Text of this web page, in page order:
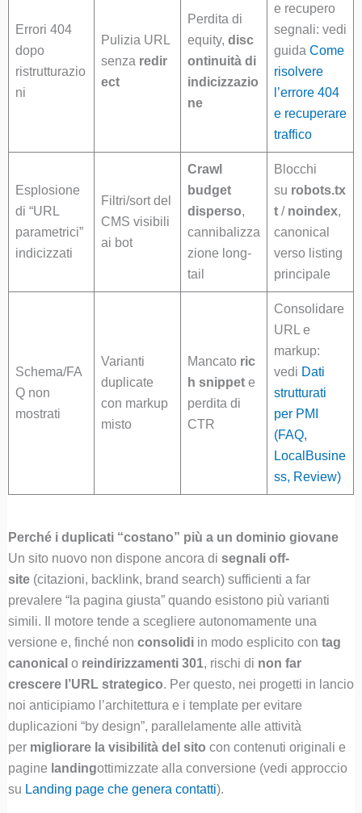
Errori 404
dopo
ristrutturazio
ni
Pulizia URL
senza redir
ect
Perdita di
equity, disc
ontinuità di
indicizzazio
ne
e recupero
segnali: vedi
guida Come
risolvere
l’errore 404
e recuperare
traffico
Esplosione
di “URL
parametrici”
indicizzati
Filtri/sort del
CMS visibili
ai bot
Crawl
budget
disperso,
cannibalizza
zione long-
tail
Blocchi
su robots.tx
t/ noindex,
canonical
verso listing
principale
Schema/FA
Q non
mostrati
Varianti
duplicate
con markup
misto
Mancato ric
h snippete
perdita di
CTR
Consolidare
URL e
markup:
vedi Dati
strutturati
per PMI
(FAQ,
LocalBusine
ss, Review)
Perché i duplicati “costano” più a un dominio giovane
Un sito nuovo non dispone ancora di segnali off-
site(citazioni, backlink, brand search) sufficienti a far
prevalere “la pagina giusta” quando esistono più varianti
simili. Il motore tende a scegliere autonomamente una
versione e, finché non consolidiin modo esplicito con tag
canonical o reindirizzamenti 301, rischi di non far
crescere l’URL strategico. Per questo, nei progetti in lancio
noi anticipiamo l’architettura e i template per evitare
duplicazioni “by design”, parallelamente alle attività
per migliorare la visibilità del sito con contenuti originali e
pagine landingottimizzate alla conversione (vedi approccio
su Landing page che genera contatti).